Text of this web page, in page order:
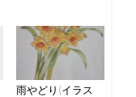
雨やどり(イラス